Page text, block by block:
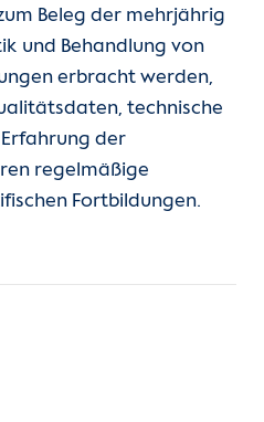
Beleg der mehrjährig
und Behandlung von
erbracht werden,
technische
der
regelmäßige
Fortbildungen.